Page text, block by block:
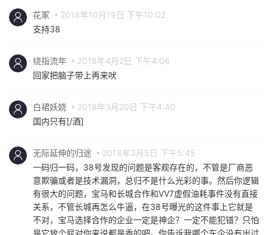
花冢
2018年10月19日 下午10:02
支持38
绕指流年
2018年4月2日 下午4:06
回家把脑子带上再来吠
白裙妖娆
2018年3月20日 下午4:40
国内只有[/酒]
无际延伸的归途
2018年3月5日 下午5:45
一码归一码，38号发现的问题是客观存在的，不管是厂商恶
意欺骗或者是技术漏洞，总归不是什么光彩的事。然后你逻辑
有很大的问题，宝马和长城合作和VV7虚假油耗事件没有直接
关系，不管长城再怎么牛逼，在38号曝光的这件事上它就是
不对，宝马选择合作的企业一定是神企？一定不能犯错？只怕
是它放个屁对你来说都是香的吧。你告诉我哪个车企没有出过